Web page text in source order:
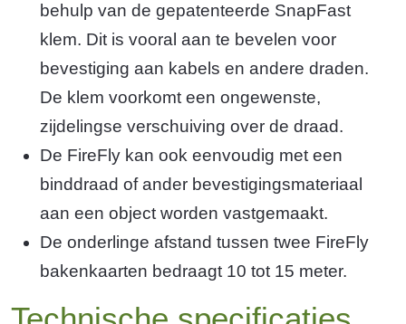
behulp van de gepatenteerde SnapFast
klem. Dit is vooral aan te bevelen voor
bevestiging aan kabels en andere draden.
De klem voorkomt een ongewenste,
zijdelingse verschuiving over de draad.
De FireFly kan ook eenvoudig met een
binddraad of ander bevestigingsmateriaal
aan een object worden vastgemaakt.
De onderlinge afstand tussen twee FireFly
bakenkaarten bedraagt 10 tot 15 meter.